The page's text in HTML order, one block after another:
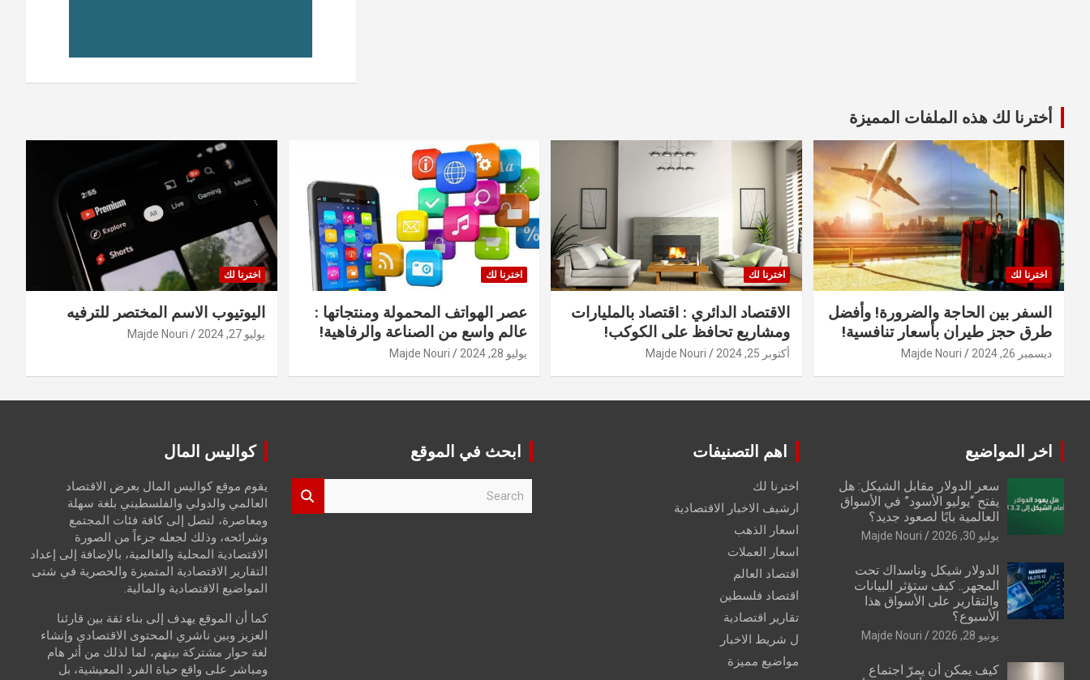
أخترنا لك هذه الملفات المميزة
اخترنا لك
السفر بين الحاجة والضرورة! وأفضل
طرق حجز طيران بأسعار تنافسية!
ديسمبر 26, 2024 Majde Nouri
اخترنا لك
الاقتصاد الدائري : اقتصاد بالمليارات
ومشاريع تحافظ على الكوكب!
أكتوبر 25, 2024 Majde Nouri
اخترنا لك
عصر الهواتف المحمولة ومنتجاتها :
عالم واسع من الصناعة والرفاهية!
يوليو 28, 2024 Majde Nouri
اخترنا لك
اليوتيوب الاسم المختصر للترفيه
يوليو 27, 2024 Majde Nouri
اخر المواضيع
سعر الدولار مقابل الشيكل: هل
يفتح “يوليو الأسود” في الأسواق
العالمية بابًا لصعود جديد؟
يوليو 30, 2026 Majde Nouri
الدولار شيكل وناسداك تحت
المجهر.. كيف ستؤثر البيانات
والتقارير على الأسواق هذا
الأسبوع؟
يونيو 28, 2026 Majde Nouri
كيف يمكن أن يمرّ اجتماع
اهم التصنيفات
اخترنا لك
ارشيف الاخبار الاقتصادية
اسعار الذهب
اسعار العملات
اقتصاد العالم
اقتصاد فلسطين
تقارير اقتصادية
ل شريط الاخبار
مواضيع مميزة
ابحث في الموقع كواليس المال
يقوم موقع كواليس المال بعرض الاقتصاد
العالمي والدولي والفلسطيني بلغة سهلة
ومعاصرة، لتصل إلى كافة فئات المجتمع
وشرائحه، وذلك لجعله جزءاً من الصورة
الاقتصادية المحلية والعالمية، بالإضافة إلى إعداد
التقارير الاقتصادية المتميزة والحصرية في شتى
المواضيع الاقتصادية والمالية.
كما أن الموقع يهدف إلى بناء ثقة بين قارئنا
العزيز وبين ناشري المحتوى الاقتصادي وإنشاء
لغة حوار مشتركة بينهم، لما لذلك من أثر هام
ومباشر على واقع حياة الفرد المعيشية، بل